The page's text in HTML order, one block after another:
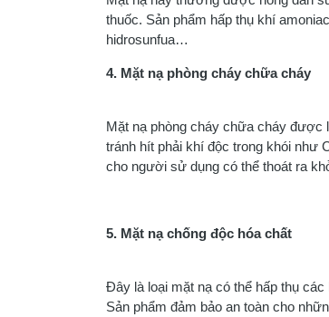
thuốc. Sản phẩm hấp thụ khí
hidrosunfua…
4. Mặt nạ phòng cháy chữa cháy
Mặt nạ phòng cháy chữa cháy được
tránh hít phải khí độc trong khói như
cho người sử dụng có thể thoát ra
5. Mặt nạ chống độc hóa chất
Đây là loại mặt nạ có thể hấp thụ
Sản phẩm đảm bảo an toàn cho